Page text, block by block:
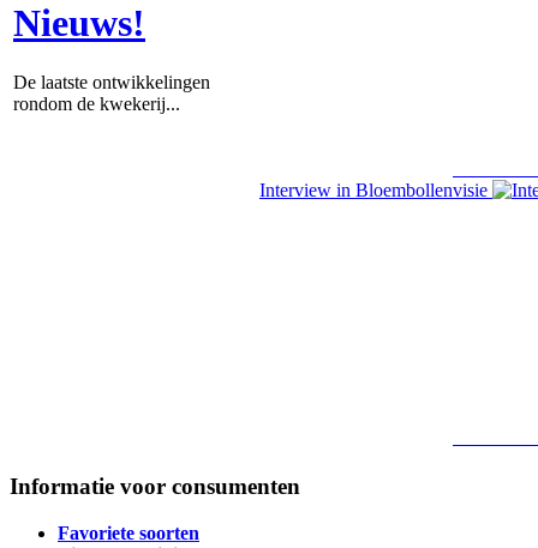
Nieuws!
De laatste ontwikkelingen
rondom de kwekerij...
Interview in Bloembollenvisie
Informatie voor consumenten
Favoriete soorten